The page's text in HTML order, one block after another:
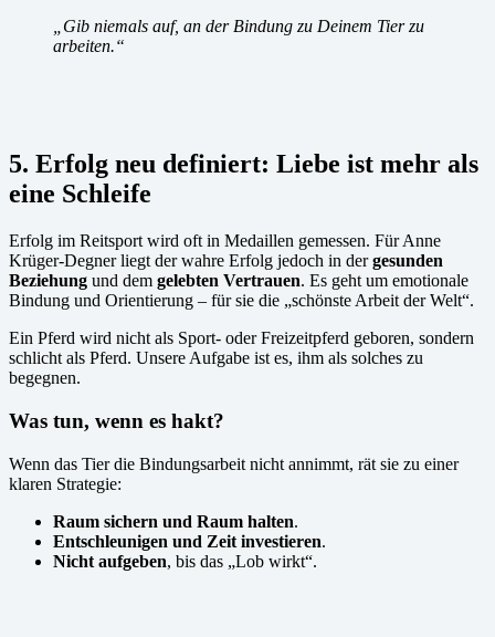
„Gib niemals auf, an der Bindung zu Deinem Tier zu
arbeiten.“
5. Erfolg neu definiert: Liebe ist mehr als
eine Schleife
Erfolg im Reitsport wird oft in Medaillen gemessen. Für Anne
Krüger-Degner liegt der wahre Erfolg jedoch in dergesunden
Beziehung und dem gelebten Vertrauen. Es geht um emotionale
Bindung und Orientierung – für sie die „schönste Arbeit der Welt“.
Ein Pferd wird nicht als Sport- oder Freizeitpferd geboren, sondern
schlicht als Pferd. Unsere Aufgabe ist es, ihm als solches zu
begegnen.
Was tun, wenn es hakt?
Wenn das Tier die Bindungsarbeit nicht annimmt, rät sie zu einer
klaren Strategie:
Raum sichern und Raum halten.
Entschleunigen und Zeit investieren.
Nicht aufgeben, bis das „Lob wirkt“.